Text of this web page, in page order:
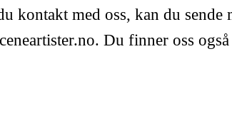
kontakt med oss, kan du sende
Du finner oss